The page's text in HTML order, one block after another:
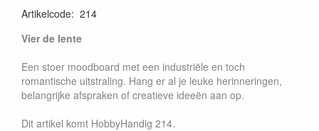
Artikelcode: 214
Vier de lente
Een stoer moodboard met een industriële en toch
romantische uitstraling. Hang er al je leuke herinneringen,
belangrijke afspraken of creatieve ideeën aan op.
Dit artikel komt HobbyHandig 214.